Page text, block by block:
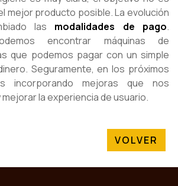
mejor producto posible. La evolución
las modalidades de pago.
encontrar máquinas de
que podemos pagar con un simple
Seguramente, en los próximos
incorporando mejoras que nos
la experiencia de usuario.
VOLVER